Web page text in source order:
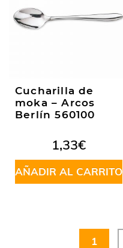
Cucharilla de
moka – Arcos
Berlín 560100
1,33€
AÑADIR AL CARRITO
1